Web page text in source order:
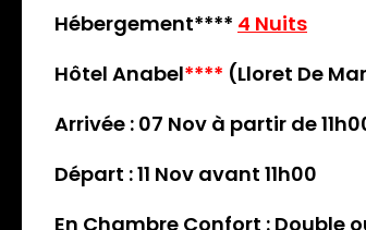
Hébergement**** 4 Nuits
Hôtel Anabel**** (Lloret De
Arrivée : 07 Nov à partir de
Départ : 11 Nov avant 11h00
En Chambre Confort : Double